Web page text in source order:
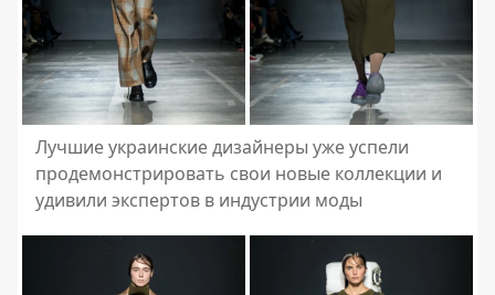
Лучшие украинские дизайнеры уже успели
продемонстрировать свои новые коллекции и
удивили экспертов в индустрии моды